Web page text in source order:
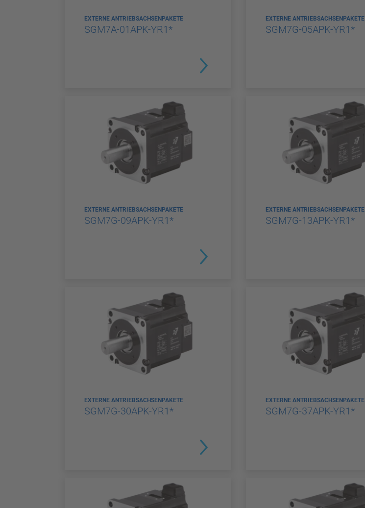
EXTERNE ANTRIEBSACHSENPAKETE
SGM7A-01APK-YR1*
EXTERNE ANTRIEBSACHSENPAKETE
SGM7G-05APK-YR1*
EXTERNE ANTRIEBSACHSENPAKETE
SGM7G-09APK-YR1*
EXTERNE ANTRIEBSACHSENPAKETE
SGM7G-13APK-YR1*
EXTERNE ANTRIEBSACHSENPAKETE
SGM7G-30APK-YR1*
EXTERNE ANTRIEBSACHSENPAKETE
SGM7G-37APK-YR1*